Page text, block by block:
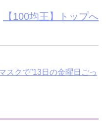
【100均王】トップへ
スクで”13日の金曜日ごっ